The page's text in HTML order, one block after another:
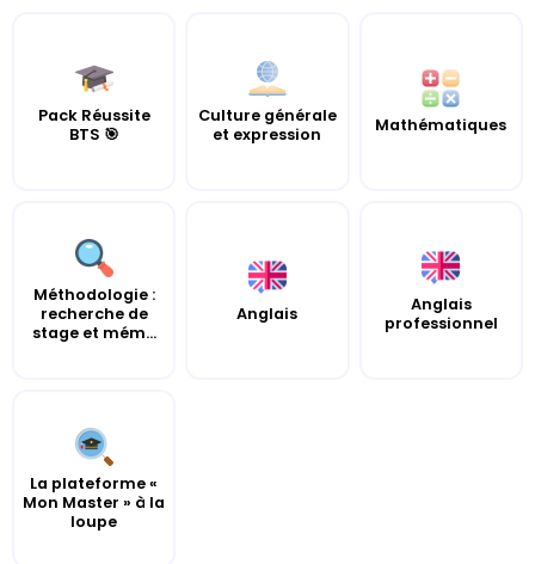
Pack Réussite
BTS 🎯
Culture générale
et expression
Mathématiques
Méthodologie :
recherche de
stage et mém...
Anglais
Anglais
professionnel
La plateforme «
Mon Master » à la
loupe